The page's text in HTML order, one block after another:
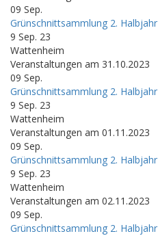
09 Sep.
Grünschnittsammlung 2. Halbjahr
9 Sep. 23
Wattenheim
Veranstaltungen am 31.10.2023
09 Sep.
Grünschnittsammlung 2. Halbjahr
9 Sep. 23
Wattenheim
Veranstaltungen am 01.11.2023
09 Sep.
Grünschnittsammlung 2. Halbjahr
9 Sep. 23
Wattenheim
Veranstaltungen am 02.11.2023
09 Sep.
Grünschnittsammlung 2. Halbjahr